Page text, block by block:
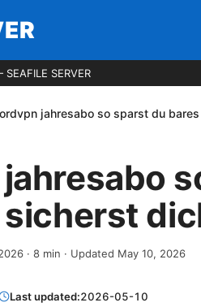
SERVER
jahresabo so sparst du
· 8 min · Updated May 10, 2026
Last updated:2026-05-10